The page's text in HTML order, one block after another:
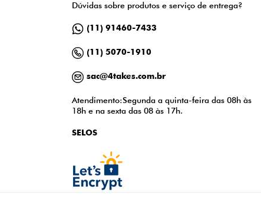
Dúvidas sobre produtos e serviço de entrega?
(11) 91460-7433
(11) 5070-1910
sac@4takes.com.br
Atendimento:Segunda a quinta-feira das 08h às
18h e na sexta das 08 às 17h.
SELOS